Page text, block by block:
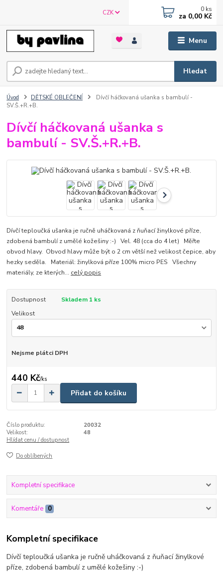
Menu
CZK
Hledat
0 ks
za 0,00 Kč
Úvod DĚTSKÉ OBLEČENÍ
Dívčí háčkovaná ušanka s bambulí -
SV.Š.+R.+B.
Dívčí háčkovaná ušanka s
bambulí - SV.Š.+R.+B.
Dívčí teploučká ušanka je ručně uháčkovaná z ňuňací žinylkové příze,
zdobená bambulí z umělé kožešiny :-) Vel. 48 (cca do 4 let) Měřte
obvod hlavy. Obvod hlavy může být o 2 cm větší než velikost čepice, aby
hezky seděla. Materiál: žinylková příze 100% micro PES Všechny
materiály, ze kterých... celý popis
Dostupnost
Skladem 1 ks
Velikost
Nejsme plátci DPH
440 Kč/ks
Přidat do košíku
Číslo produktu:
20032
Velikost:
48
Hlídat cenu / dostupnost
Do oblíbených
Kompletní specifikace
Komentáře 0
Kompletní specifikace
Dívčí teploučká ušanka je ručně uháčkovaná z ňuňací žinylkové
příze, zdobená bambulí z umělé kožešiny :-)